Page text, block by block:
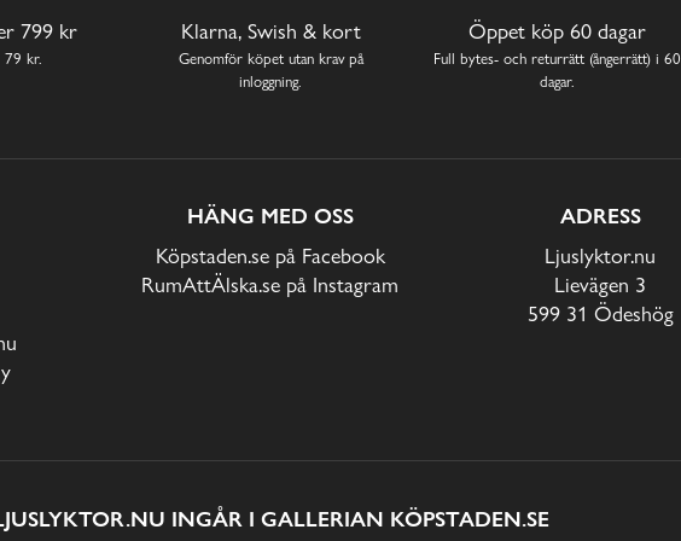
799 kr
79 kr.
Klarna, Swish & kort
Genomför köpet utan krav på
inloggning.
Öppet köp 60 dagar
Full bytes- och returrätt (ångerrätt) i 60
dagar.
HÄNG MED OSS
Köpstaden.se på Facebook
RumAttÄlska.se på Instagram
ADRESS
Ljuslyktor.nu
Lievägen 3
599 31 Ödeshög
INGÅR I GALLERIAN KÖPSTADEN.SE